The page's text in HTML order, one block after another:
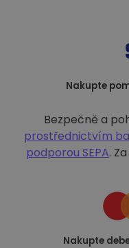
Nakupte
Bezpečně a
prostřednictvím
podporou SEPA.
Nakupte